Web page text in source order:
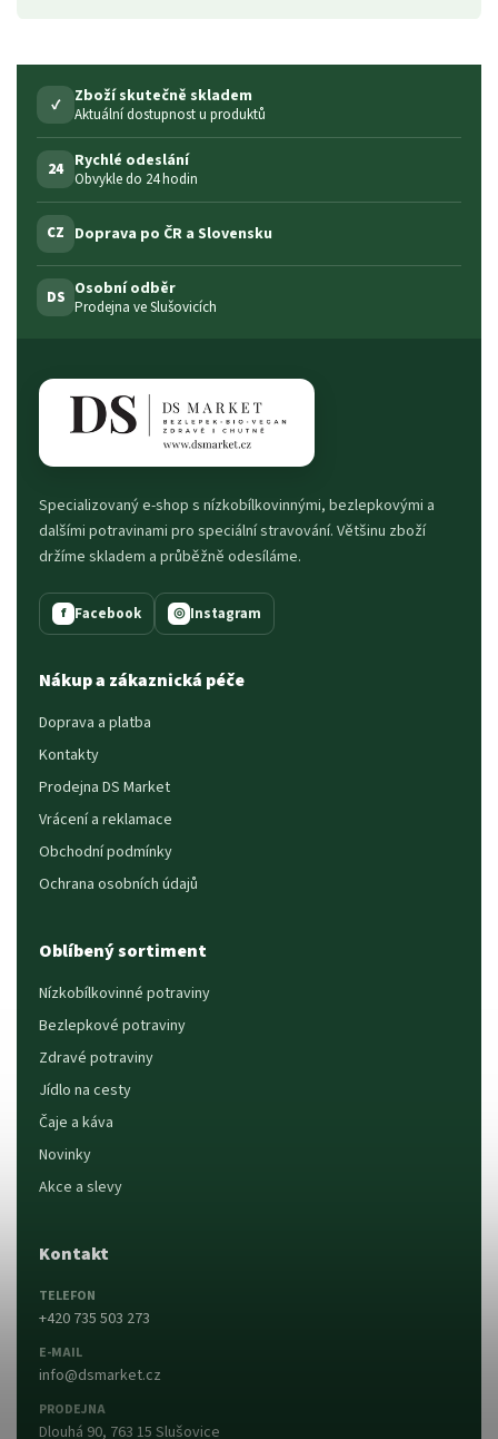
✓ Zboží skutečně skladem
Aktuální dostupnost u produktů
24 Rychlé odeslání
Obvykle do 24 hodin
CZ Doprava po ČR a Slovensku
DS Osobní odběr
Prodejna ve Slušovicích
Specializovaný e-shop s nízkobílkovinnými, bezlepkovými a
dalšími potravinami pro speciální stravování. Většinu zboží
držíme skladem a průběžně odesíláme.
f Facebook ◎ Instagram
Nákup a zákaznická péče
Doprava a platba
Kontakty
Prodejna DS Market
Vrácení a reklamace
Obchodní podmínky
Ochrana osobních údajů
Oblíbený sortiment
Nízkobílkovinné potraviny
Bezlepkové potraviny
Zdravé potraviny
Jídlo na cesty
Čaje a káva
Novinky
Akce a slevy
Kontakt
TELEFON
+420 735 503 273
E-MAIL
info@dsmarket.cz
PRODEJNA
Dlouhá 90, 763 15 Slušovice